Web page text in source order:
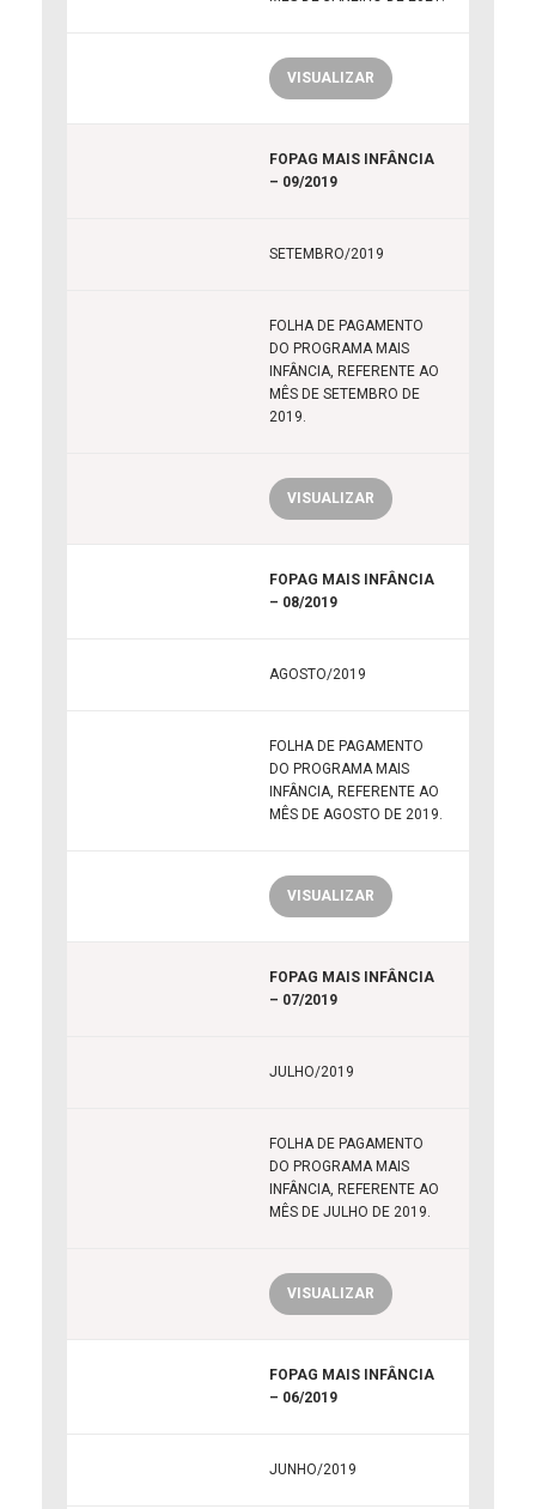
VISUALIZAR
FOPAG MAIS INFÂNCIA
– 09/2019
SETEMBRO/2019
FOLHA DE PAGAMENTO
DO PROGRAMA MAIS
INFÂNCIA, REFERENTE AO
MÊS DE SETEMBRO DE
2019.
VISUALIZAR
FOPAG MAIS INFÂNCIA
– 08/2019
AGOSTO/2019
FOLHA DE PAGAMENTO
DO PROGRAMA MAIS
INFÂNCIA, REFERENTE AO
MÊS DE AGOSTO DE 2019.
VISUALIZAR
FOPAG MAIS INFÂNCIA
– 07/2019
JULHO/2019
FOLHA DE PAGAMENTO
DO PROGRAMA MAIS
INFÂNCIA, REFERENTE AO
MÊS DE JULHO DE 2019.
VISUALIZAR
FOPAG MAIS INFÂNCIA
– 06/2019
JUNHO/2019